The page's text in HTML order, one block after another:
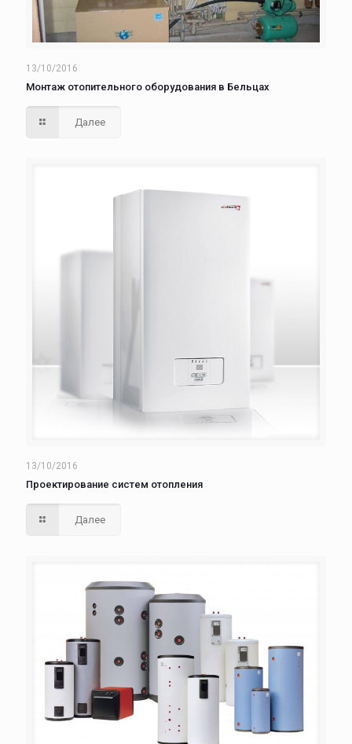
13/10/2016
Монтаж отопительного оборудования в Бельцах
Далее
13/10/2016
Проектирование систем отопления
Далее